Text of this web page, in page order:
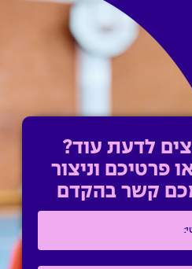
לדעת עוד?
פרטיכם וניצור
קשר בהקדם